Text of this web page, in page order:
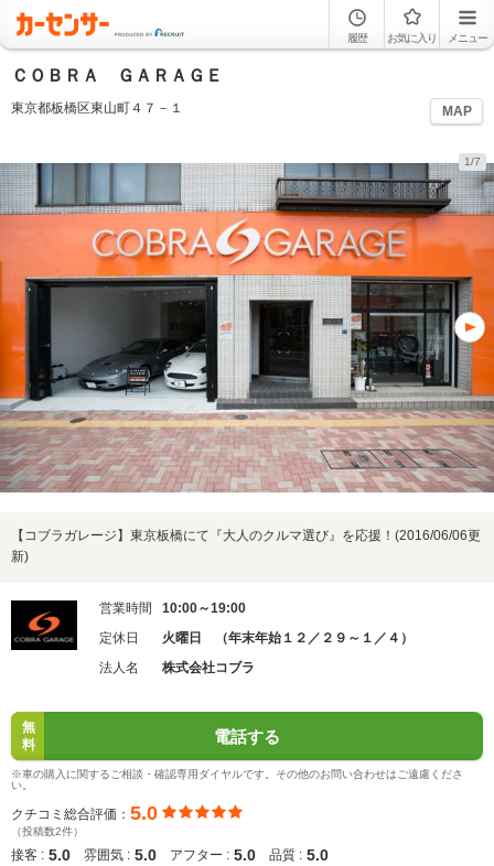
履歴 お気に入り メニュー
ＣＯＢＲＡ ＧＡＲＡＧＥ
東京都板橋区東山町４７－１ MAP
1/7
【コブラガレージ】東京板橋にて『大人のクルマ選び』を応援！(2016/06/06更
新)
営業時間
10:00～19:00
定休日
火曜日 （年末年始１２／２９～１／４）
法人名
株式会社コブラ
無
料
電話する
※車の購入に関するご相談・確認専用ダイヤルです。その他のお問い合わせはご遠慮くださ
い。
クチコミ総合評価： 5.0
（投稿数2件）
接客 : 5.0 雰囲気 : 5.0 アフター : 5.0 品質 : 5.0